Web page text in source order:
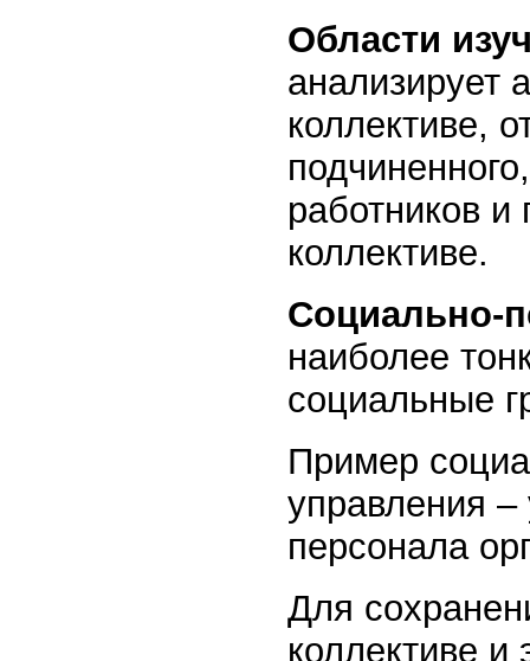
Области
анализирует
коллективе,
работников и
коллективе.
Социально-
наиболее
социальные
Пример
управления –
персонала
Для
коллективе